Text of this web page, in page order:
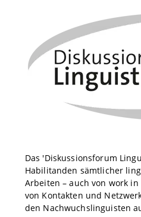
Das 'Diskussionsforum
Habilitanden sämtlicher
Arbeiten – auch von work
von Kontakten und
den Nachwuchslinguisten